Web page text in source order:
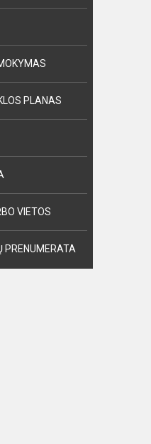
PLANAS
VIETOS
PRENUMERATA